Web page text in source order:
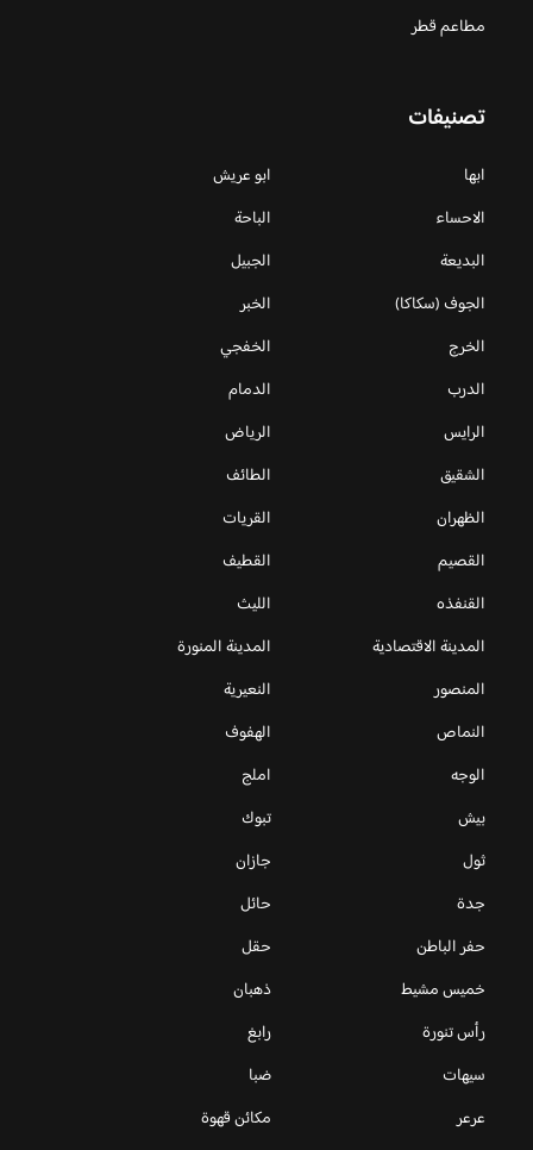
مطاعم قطر
تصنيفات
ابها
ابو عريش
الاحساء
الباحة
البديعة
الجبيل
الجوف (سكاكا)
الخبر
الخرج
الخفجي
الدرب
الدمام
الرايس
الرياض
الشقيق
الطائف
الظهران
القريات
القصيم
القطيف
القنفذه
الليث
المدينة الاقتصادية
المدينة المنورة
المنصور
النعيرية
النماص
الهفوف
الوجه
املج
بيش
تبوك
ثول
جازان
جدة
حائل
حفر الباطن
حقل
خميس مشيط
ذهبان
رأس تنورة
رابغ
سيهات
ضبا
عرعر
مكائن قهوة